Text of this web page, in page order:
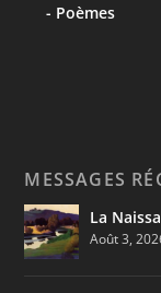
Poèmes
MESSAGES
La
Août 3,